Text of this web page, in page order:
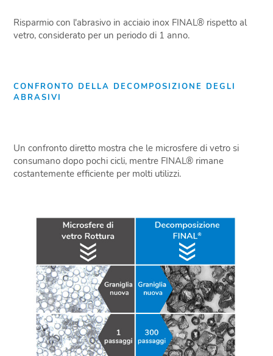
Risparmio con l'abrasivo in acciaio inox FINAL® rispetto al
vetro, considerato per un periodo di 1 anno.
CONFRONTO DELLA DECOMPOSIZIONE DEGLI
ABRASIVI
Un confronto diretto mostra che le microsfere di vetro si
consumano dopo pochi cicli, mentre FINAL® rimane
costantemente efficiente per molti utilizzi.